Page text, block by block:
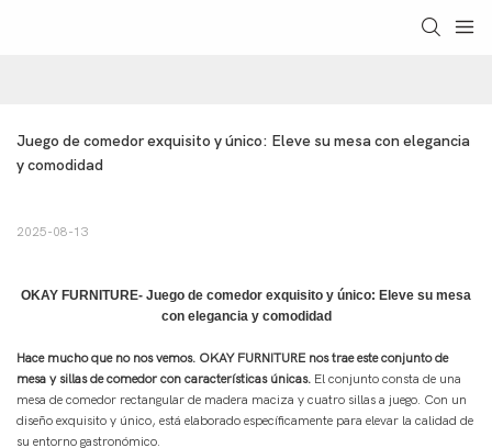
Juego de comedor exquisito y único: Eleve su mesa con elegancia
y comodidad
2025-08-13
OKAY FURNITURE- Juego de comedor exquisito y único: Eleve su mesa
con elegancia y comodidad
Hace mucho que no nos vemos. OKAY FURNITURE nos trae este conjunto de
mesa y sillas de comedor con características únicas. El conjunto consta de una
mesa de comedor rectangular de madera maciza y cuatro sillas a juego. Con un
diseño exquisito y único, está elaborado específicamente para elevar la calidad de
su entorno gastronómico.